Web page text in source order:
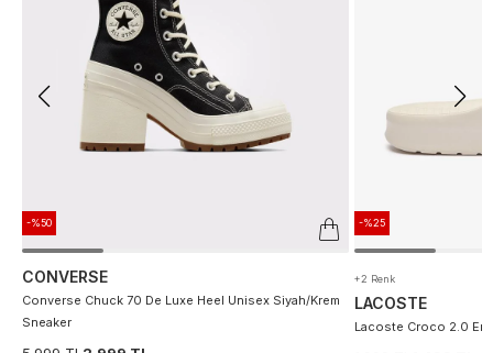
-%50
CONVERSE
Converse Chuck 70 De Luxe Heel Unisex Siyah/Krem
Sneaker
-%25
+2 Renk
LACOSTE
Lacoste Croco 2.0